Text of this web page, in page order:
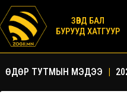
ЗӨВД БАЛ
БУРУУД ХАТГУУР
ӨДӨР ТУТМЫН МЭДЭЭ |